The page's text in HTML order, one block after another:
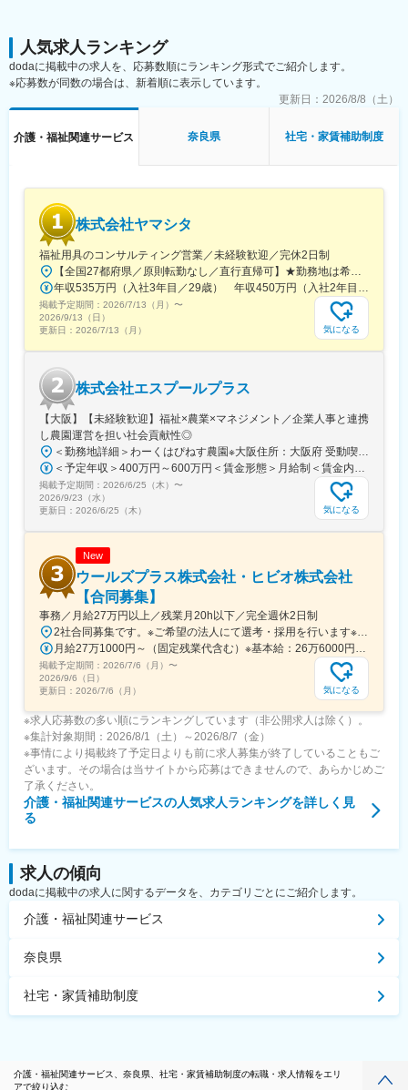
人気求人ランキング
dodaに掲載中の求人を、応募数順にランキング形式でご紹介します。
※応募数が同数の場合は、新着順に表示しています。
更新日： 2026/8/8（土）
介護・福祉関連サービス 奈良県 社宅・家賃補助制度
株式会社ヤマシタ
福祉用具のコンサルティング営業／未経験歓迎／完休2日制
掲載予定期間： 2026/7/13（月） 〜
2026/9/13（日）
更新日： 2026/7/13（月） 気になる
株式会社エスプールプラス
【大阪】【未経験歓迎】福祉×農業×マネジメント／企業人事と連携
し農園運営を担い社会貢献性◎
掲載予定期間： 2026/6/25（木） 〜
2026/9/23（水）
更新日： 2026/6/25（木） 気になる
New
ウールズプラス株式会社・ヒビオ株式会社
【合同募集】
事務／月給27万円以上／残業月20h以下／完全週休2日制
掲載予定期間： 2026/7/6（月） 〜
2026/9/6（日）
更新日： 2026/7/6（月） 気になる
※求人応募数の多い順にランキングしています（非公開求人は除く）。
※集計対象期間：2026/8/1（土）～2026/8/7（金）
※事情により掲載終了予定日よりも前に求人募集が終了していることもご
ざいます。その場合は当サイトから応募はできませんので、あらかじめご
了承ください。
介護・福祉関連サービスの人気求人ランキングを詳しく見
る
求人の傾向
dodaに掲載中の求人に関するデータを、カテゴリごとにご紹介します。
介護・福祉関連サービス
奈良県
社宅・家賃補助制度
介護・福祉関連サービス、奈良県、社宅・家賃補助制度の転職・求人情報をエリ
アで絞り込む